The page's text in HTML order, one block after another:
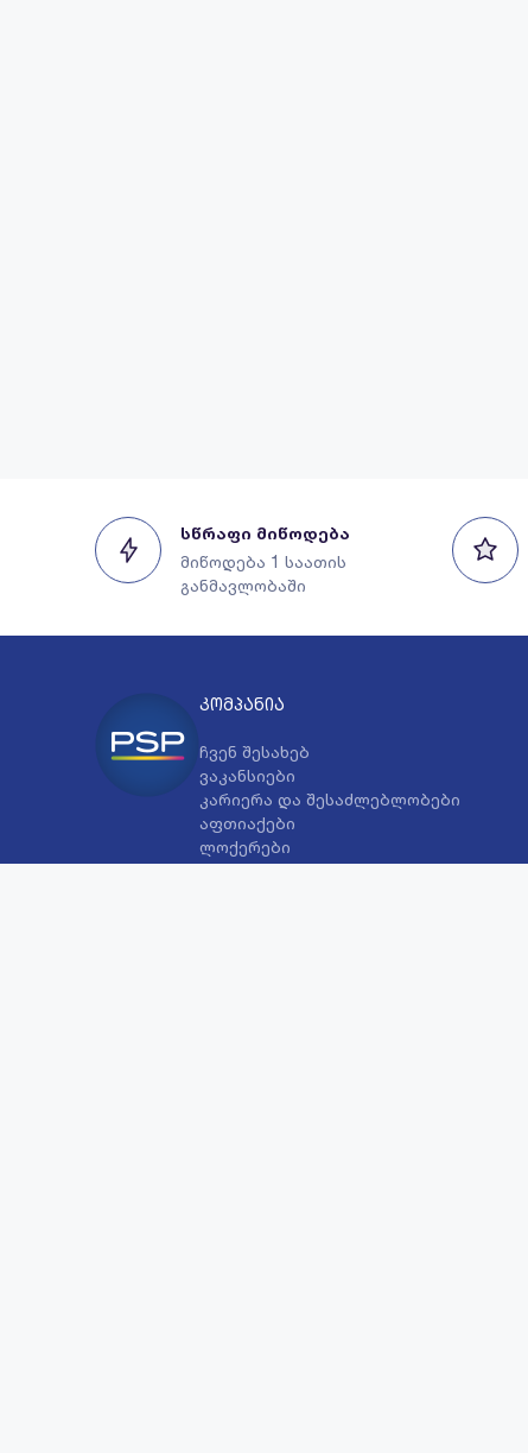
სწრაფი მიწოდება
მიწოდება 1 საათის
განმავლობაში
კომპანია
ჩვენ შესახებ
ვაკანსიები
კარიერა და შესაძლებლობები
აფთიაქები
ლოქერები
ჩემი ოჯახის ბარათი